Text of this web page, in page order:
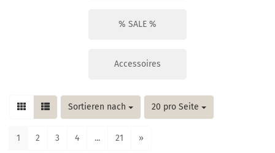
% SALE %
Accessoires
Sortieren nach
Sortieren nach 20 pro Seite
pro Seite
1 2 3 4 ... 21 »